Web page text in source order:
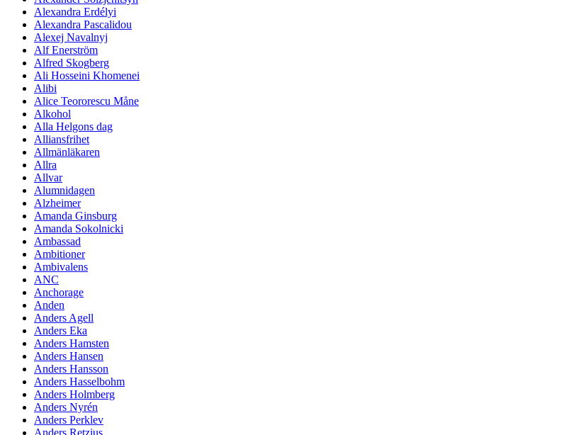
Alexandra Erdélyi
Alexandra Pascalidou
Alexej Navalnyj
Alf Enerström
Alfred Skogberg
Ali Hosseini Khomenei
Alibi
Alice Teororescu Måne
Alkohol
Alla Helgons dag
Alliansfrihet
Allmänläkaren
Allra
Allvar
Alumnidagen
Alzheimer
Amanda Ginsburg
Amanda Sokolnicki
Ambassad
Ambitioner
Ambivalens
ANC
Anchorage
Anden
Anders Agell
Anders Eka
Anders Hamsten
Anders Hansen
Anders Hansson
Anders Hasselbohm
Anders Holmberg
Anders Nyrén
Anders Perklev
Anders Retzius